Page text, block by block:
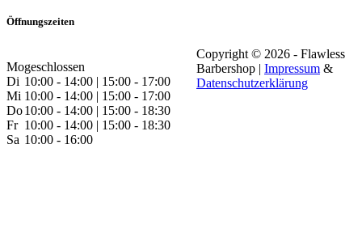
Öffnungszeiten
Mogeschlossen
Di 10:00 - 14:00 | 15:00 - 17:00
Mi 10:00 - 14:00 | 15:00 - 17:00
Do10:00 - 14:00 | 15:00 - 18:30
Fr 10:00 - 14:00 | 15:00 - 18:30
Sa 10:00 - 16:00
Copyright © 2026 - Flawless
Barbershop | Impressum &
Datenschutzerklärung